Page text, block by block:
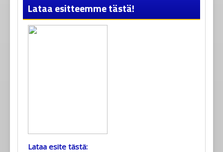
Lataa esitteemme tästä!
Lataa esite tästä: